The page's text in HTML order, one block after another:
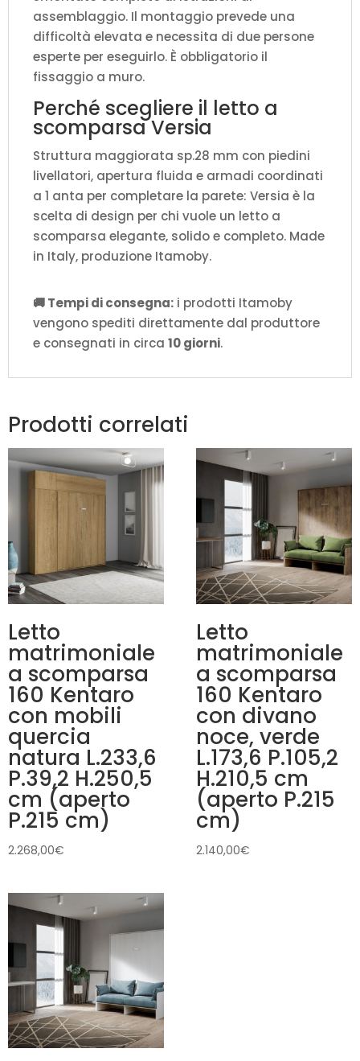
assemblaggio. Il montaggio prevede una
difficoltà elevata e necessita di due persone
esperte per eseguirlo. È obbligatorio il
fissaggio a muro.
Perché scegliere il letto a
scomparsa Versia
Struttura maggiorata sp.28 mm con piedini
livellatori, apertura fluida e armadi coordinati
a 1 anta per completare la parete: Versia è la
scelta di design per chi vuole un letto a
scomparsa elegante, solido e completo. Made
in Italy, produzione Itamoby.
🚚 Tempi di consegna: i prodotti Itamoby
vengono spediti direttamente dal produttore
e consegnati in circa 10 giorni.
Prodotti correlati
Letto
matrimoniale
a scomparsa
160 Kentaro
con mobili
quercia
natura L.233,6
P.39,2 H.250,5
cm (aperto
P.215 cm)
2.268,00€
Letto
matrimoniale
a scomparsa
160 Kentaro
con divano
noce, verde
L.173,6 P.105,2
H.210,5 cm
(aperto P.215
cm)
2.140,00€